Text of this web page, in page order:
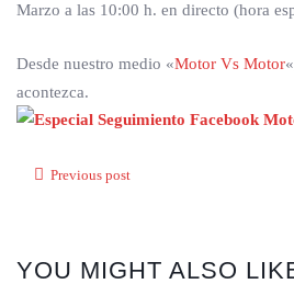
Marzo a las 10:00 h. en directo (hora
Desde nuestro medio «Motor Vs Motor
acontezca.
Previous post
YOU MIGHT ALSO